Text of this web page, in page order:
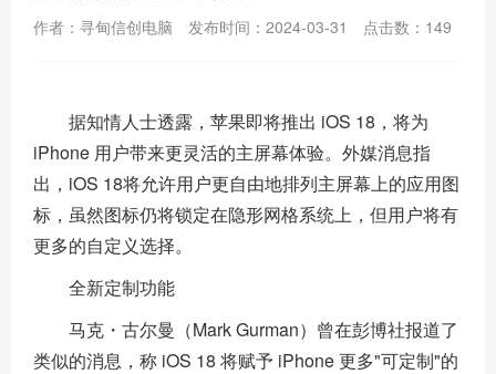
作者：寻甸信创电脑 发布时间：2024-03-31 点击数： 149
据知情人士透露，苹果即将推出 iOS 18，将为
iPhone 用户带来更灵活的主屏幕体验。外媒消息指
出，iOS 18将允许用户更自由地排列主屏幕上的应用图
标，虽然图标仍将锁定在隐形网格系统上，但用户将有
更多的自定义选择。
全新定制功能
马克・古尔曼（Mark Gurman）曾在彭博社报道了
类似的消息，称 iOS 18 将赋予 iPhone 更多"可定制"的